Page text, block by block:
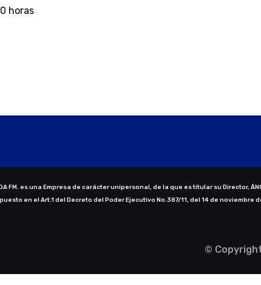
horas
FM. es una Empresa de carácter unipersonal, de la que es titular su Director,
en el Art.1 del Decreto del Poder Ejecutivo No.387/11, del 14 de noviembre
© Copyright